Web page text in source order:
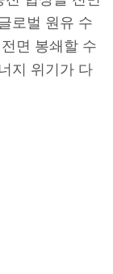
로벌 원유 수
면 봉쇄할 수
지 위기가 다